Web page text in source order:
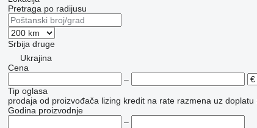
Pretraga po radijusu
Srbija druge
Ukrajina
Cena
–
Tip oglasa
prodaja od proizvođača lizing kredit na rate razmena uz doplatu
Godina proizvodnje
–